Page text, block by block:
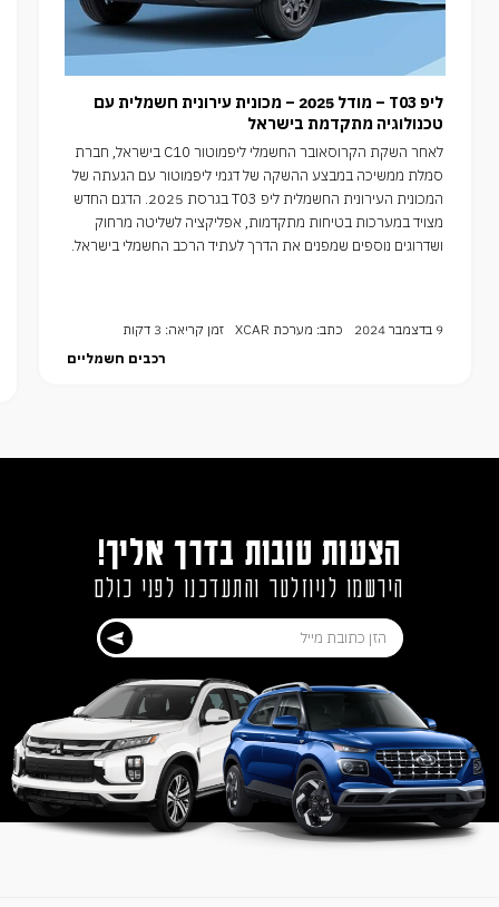
ליפ T03 – מודל 2025 – מכונית עירונית חשמלית עם
טכנולוגיה מתקדמת בישראל
לאחר השקת הקרוסאובר החשמלי ליפמוטור C10 בישראל, חברת
סמלת ממשיכה במבצע ההשקה של דגמי ליפמוטור עם הגעתה של
המכונית העירונית החשמלית ליפ T03 בגרסת 2025. הדגם החדש
מצויד במערכות בטיחות מתקדמות, אפליקציה לשליטה מרחוק
ושדרוגים נוספים שמפנים את הדרך לעתיד הרכב החשמלי בישראל.
9 בדצמבר 2024 כתב: מערכת XCAR
זמן קריאה: 3 דקות
רכבים חשמליים
הצעות טובות בדרך אליך!
הירשמו לניוזלטר והתעדכנו לפני כולם